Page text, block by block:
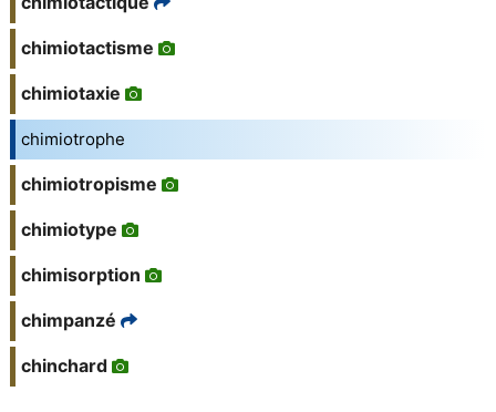
chimiotactisme
chimiotaxie
chimiotrophe
chimiotropisme
chimiotype
chimisorption
chimpanzé
chinchard